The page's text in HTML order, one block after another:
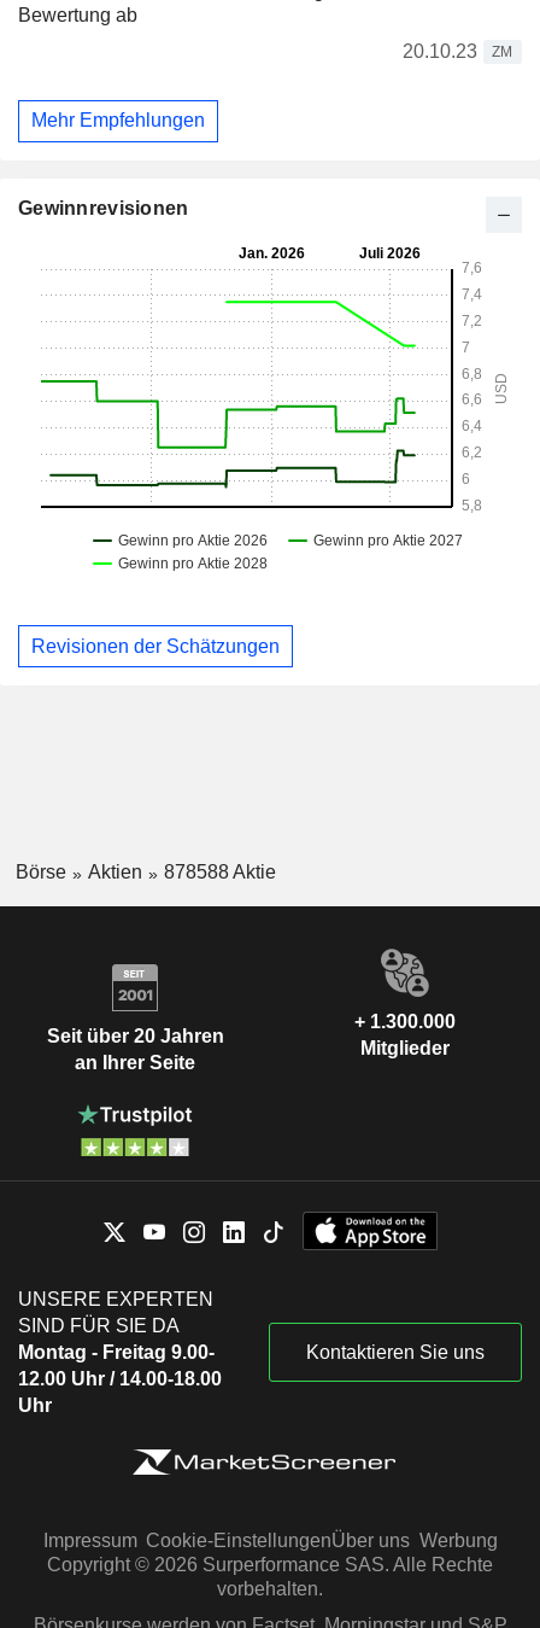
Bewertung ab
20.10.23
ZM
Mehr Empfehlungen
Gewinnrevisionen
Revisionen der Schätzungen
Börse Aktien 878588 Aktie
Seit über 20 Jahren
an Ihrer Seite
+ 1.300.000
Mitglieder
UNSERE EXPERTEN
SIND FÜR SIE DA
Montag - Freitag 9.00-
12.00 Uhr / 14.00-18.00
Uhr
Kontaktieren Sie uns
Impressum Cookie-EinstellungenÜber uns Werbung
Copyright © 2026 Surperformance SAS. Alle Rechte
vorbehalten.